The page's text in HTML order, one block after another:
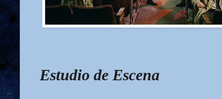
Estudio de Escena